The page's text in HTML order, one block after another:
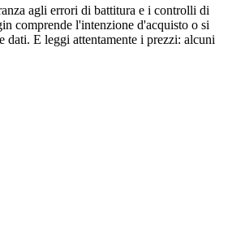
agli errori di battitura e i controlli di
comprende l'intenzione d'acquisto o si
dati. E leggi attentamente i prezzi: alcuni